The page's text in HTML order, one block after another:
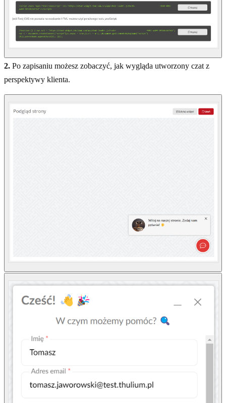
2. Po zapisaniu możesz zobaczyć, jak wygląda utworzony czat z
perspektywy klienta.